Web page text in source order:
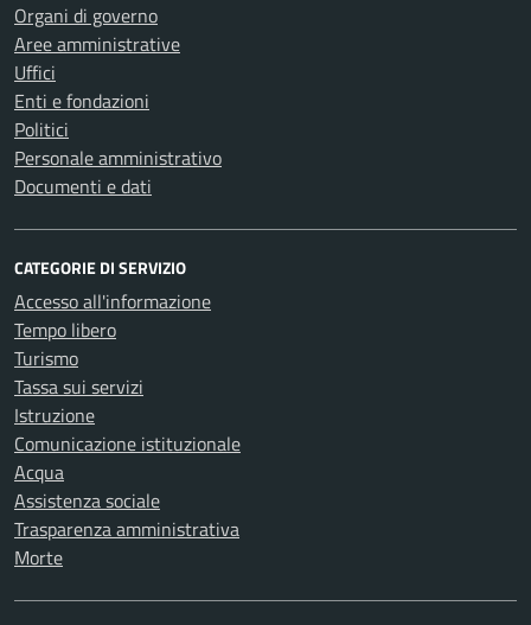
Organi di governo
Aree amministrative
Uffici
Enti e fondazioni
Politici
Personale amministrativo
Documenti e dati
CATEGORIE DI SERVIZIO
Accesso all'informazione
Tempo libero
Turismo
Tassa sui servizi
Istruzione
Comunicazione istituzionale
Acqua
Assistenza sociale
Trasparenza amministrativa
Morte